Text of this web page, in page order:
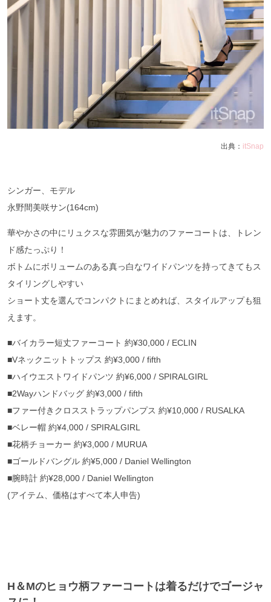
出典： itSnap
シンガー、モデル
永野間美咲サン(164cm)
華やかさの中にリュクスな雰囲気が魅力のファーコートは、トレン
ド感たっぷり！
ボトムにボリュームのある真っ白なワイドパンツを持ってきてもス
タイリングしやすい
ショート丈を選んでコンパクトにまとめれば、スタイルアップも狙
えます。
■バイカラー短丈ファーコート 約¥30,000 / ECLIN
■Vネックニットトップス 約¥3,000 / fifth
■ハイウエストワイドパンツ 約¥6,000 / SPIRALGIRL
■2Wayハンドバッグ 約¥3,000 / fifth
■ファー付きクロスストラップパンプス 約¥10,000 / RUSALKA
■ベレー帽 約¥4,000 / SPIRALGIRL
■花柄チョーカー 約¥3,000 / MURUA
■ゴールドバングル 約¥5,000 / Daniel Wellington
■腕時計 約¥28,000 / Daniel Wellington
(アイテム、価格はすべて本人申告)
H＆Mのヒョウ柄ファーコートは着るだけでゴージャ